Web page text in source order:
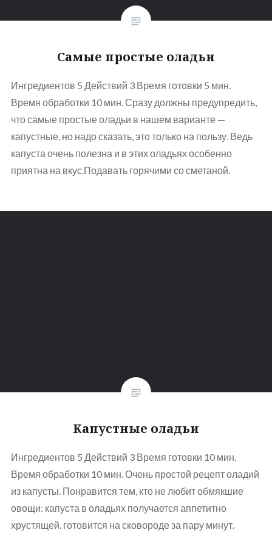
Самые простые оладьи
Ингредиентов 5 Действий 3 Время готовки 5 мин.
Время обработки 10 мин. Сразу должны предупредить,
что самые простые оладьи в нашем варианте —
капустные, но надо сказать, это только на пользу. Ведь
капуста очень полезна и в этих оладьях особенно
приятна на вкус.Подавать горячими со сметаной.
Капустные оладьи
Ингредиентов 5 Действий 3 Время готовки 10 мин.
Время обработки 10 мин. Очень простой рецепт оладий
из капусты. Понравится тем, кто не любит обмякшие
овощи: капуста в оладьях получается аппетитно
хрустящей. готовится на сковороде за пару минут.